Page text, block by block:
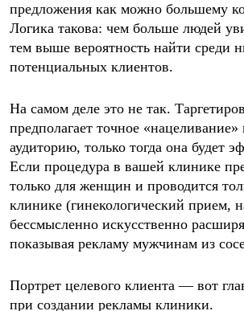
предложения как можно большему
Логика такова: чем больше людей
тем выше вероятность найти среди
потенциальных клиентов.
На самом деле это не так.
предполагает точное
аудиторию, только тогда она будет
Если процедура в вашей клинике
только для женщин и проводится
клинике (гинекологический прием,
бессмысленно искусственно
показывая рекламу мужчинам из
Портрет целевого клиента — вот
при создании рекламы клиники.